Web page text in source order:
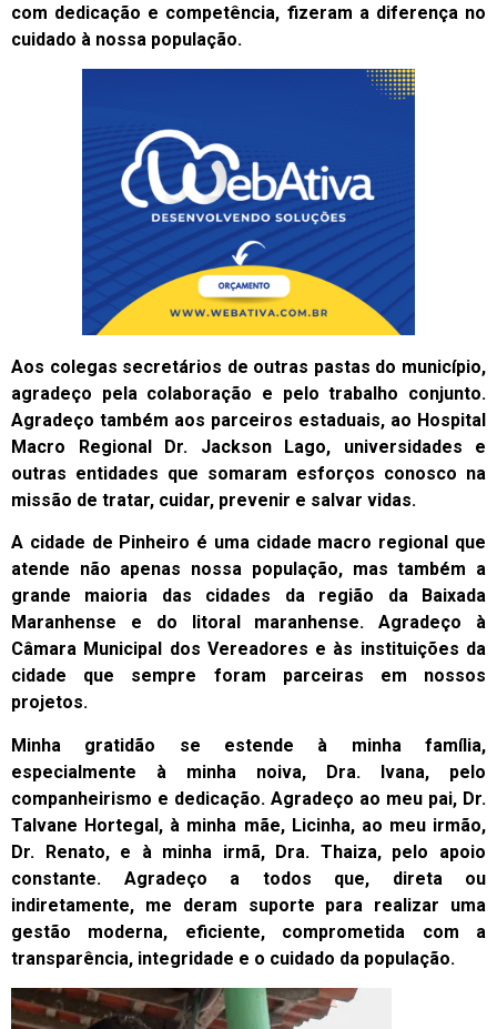
com dedicação e competência, fizeram a diferença no
cuidado à nossa população.
Aos colegas secretários de outras pastas do município,
agradeço pela colaboração e pelo trabalho conjunto.
Agradeço também aos parceiros estaduais, ao Hospital
Macro Regional Dr. Jackson Lago, universidades e
outras entidades que somaram esforços conosco na
missão de tratar, cuidar, prevenir e salvar vidas.
A cidade de Pinheiro é uma cidade macro regional que
atende não apenas nossa população, mas também a
grande maioria das cidades da região da Baixada
Maranhense e do litoral maranhense. Agradeço à
Câmara Municipal dos Vereadores e às instituições da
cidade que sempre foram parceiras em nossos
projetos.
Minha gratidão se estende à minha família,
especialmente à minha noiva, Dra. Ivana, pelo
companheirismo e dedicação. Agradeço ao meu pai, Dr.
Talvane Hortegal, à minha mãe, Licinha, ao meu irmão,
Dr. Renato, e à minha irmã, Dra. Thaiza, pelo apoio
constante. Agradeço a todos que, direta ou
indiretamente, me deram suporte para realizar uma
gestão moderna, eficiente, comprometida com a
transparência, integridade e o cuidado da população.